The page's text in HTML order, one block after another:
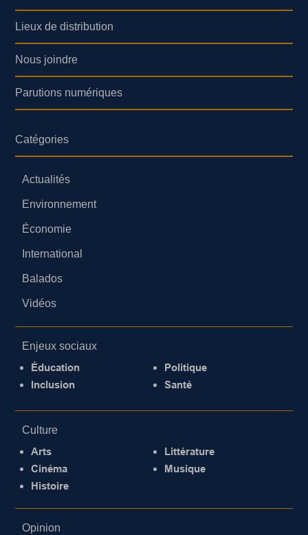
Lieux de distribution
Nous joindre
Parutions numériques
Catégories
Actualités
Environnement
Économie
International
Balados
Vidéos
Enjeux sociaux
Éducation
Inclusion
Politique
Santé
Culture
Arts
Cinéma
Histoire
Littérature
Musique
Opinion